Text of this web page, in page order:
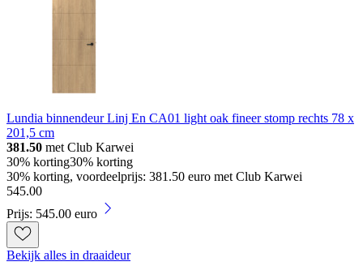
Lundia binnendeur Linj En CA01 light oak fineer stomp rechts 78 x
201,5 cm
381.50 met Club Karwei
30% korting30% korting
30% korting, voordeelprijs: 381.50 euro met Club Karwei
545.00
Prijs: 545.00 euro
Bekijk alles in draaideur